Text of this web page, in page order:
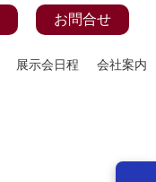
お問合せ
展示会日程 会社案内